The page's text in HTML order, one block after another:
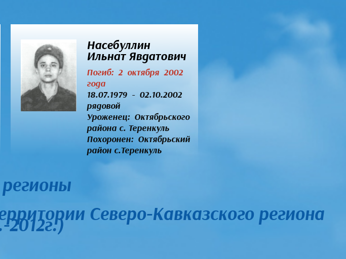
Насебуллин
Ильнат Явдатович
Погиб: 2 октября 2002
года
18.07.1979 - 02.10.2002
рядовой
Уроженец: Октябрьского
района с. Теренкуль
Похоронен: Октябрьский
район с.Теренкуль
Северо-Кавказского региона
2012г.)